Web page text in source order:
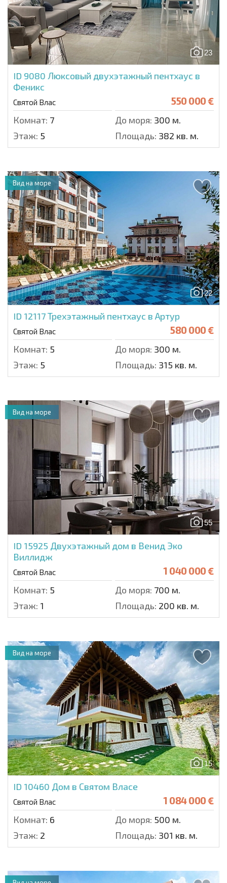
23
ID 9080 Люксовый двухэтажный пентхаус в
Феникс
Святой Влас 550 000 €
Комнат: 7 До моря: 300 м.
Этаж: 5 Площадь: 382 кв. м.
22
ID 12117Трехэтажный пентхаус в Артур
Святой Влас 580 000 €
Комнат: 5 До моря: 300 м.
Этаж: 5 Площадь: 315 кв. м.
Вид на море
55
ID 15925 Двухэтажный дом в Венид Эко
Виллидж
Святой Влас 1 040 000 €
Комнат: 5 До моря: 700 м.
Этаж: 1 Площадь: 200 кв. м.
Вид на море
15
ID 10460 Дом в Святом Власе
Святой Влас 1 084 000 €
Комнат: 6 До моря: 500 м.
Этаж: 2 Площадь: 301 кв. м.
Вид на море